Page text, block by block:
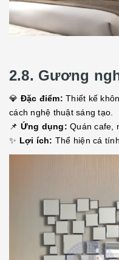
2.8. Gương
💎 Đặc điểm: Thiết kế
cách nghệ thuật sáng tạo.
📌 Ứng dụng: Quán cafe,
✨ Lợi ích: Thể hiện cá